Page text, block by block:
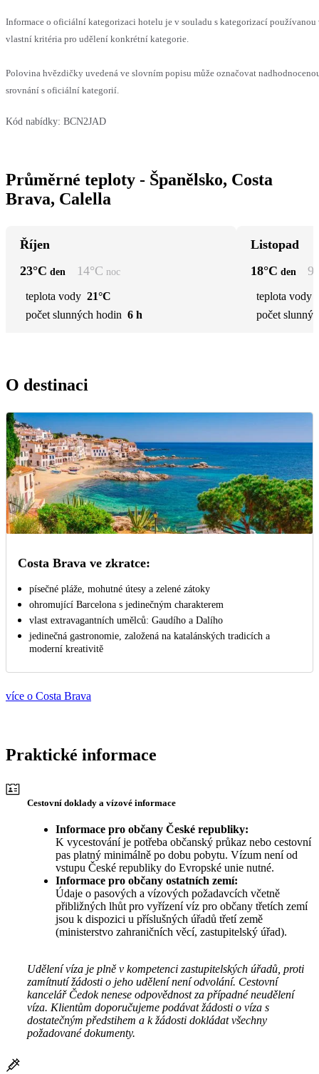
Informace o oficiální kategorizaci hotelu je v souladu s kategorizací používanou
vlastní kritéria pro udělení konkrétní kategorie.
Polovina hvězdičky uvedená ve slovním popisu může označovat
srovnání s oficiální kategorií.
Kód nabídky: BCN2JAD
Průměrné teploty - Španělsko, Costa
Brava, Calella
Říjen
23°C den 14°C noc
teplota vody 21°C
počet slunných hodin 6 h
Listopad
18°C den 9
teplota vody
počet
O destinaci
Costa Brava ve zkratce:
písečné pláže, mohutné útesy a zelené zátoky
ohromující Barcelona s jedinečným charakterem
vlast extravagantních umělců: Gaudího a Dalího
jedinečná gastronomie, založená na katalánských tradicích a
moderní kreativitě
více o Costa Brava
Praktické informace
Cestovní doklady a vízové informace
Informace pro občany České republiky:
K vycestování je potřeba občanský průkaz nebo cestovní
pas platný minimálně po dobu pobytu. Vízum není od
vstupu České republiky do Evropské unie nutné.
Informace pro občany ostatních zemí:
Údaje o pasových a vízových požadavcích včetně
přibližných lhůt pro vyřízení víz pro občany třetích zemí
jsou k dispozici u příslušných úřadů třetí země
(ministerstvo zahraničních věcí, zastupitelský úřad).
Udělení víza je plně v kompetenci zastupitelských úřadů, proti
zamítnutí žádosti o jeho udělení není odvolání. Cestovní
kancelář Čedok nenese odpovědnost za případné neudělení
víza. Klientům doporučujeme podávat žádosti o víza s
dostatečným předstihem a k žádosti dokládat všechny
požadované dokumenty.